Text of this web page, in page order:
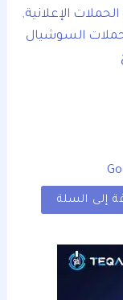
الحملات الإعلانية,
السوشيال
إلى السلة